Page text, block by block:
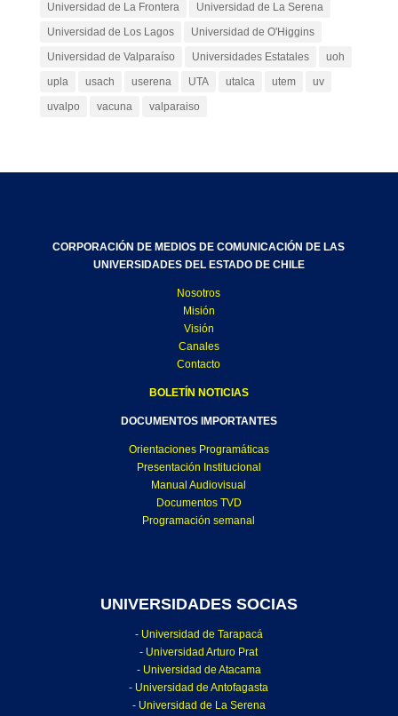
Universidad de La Frontera
Universidad de La Serena
Universidad de Los Lagos
Universidad de O'Higgins
Universidad de Valparaíso
Universidades Estatales
uoh
upla
usach userena UTA utalca utem
uv
uvalpo
vacuna valparaiso
CORPORACIÓN DE MEDIOS DE COMUNICACIÓN DE LAS
UNIVERSIDADES DEL ESTADO DE CHILE
Nosotros
Misión
Visión
Canales
Contacto
BOLETÍN NOTICIAS
DOCUMENTOS IMPORTANTES
Orientaciones Programáticas
Presentación Institucional
Manual Audiovisual
Documentos TVD
Programación semanal
UNIVERSIDADES SOCIAS
- Universidad de Tarapacá
- Universidad Arturo Prat
- Universidad de Atacama
- Universidad de Antofagasta
- Universidad de La Serena